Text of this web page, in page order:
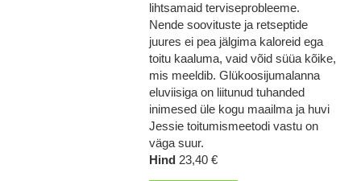
lihtsamaid terviseprobleeme.
Nende soovituste ja retseptide
juures ei pea jälgima kaloreid ega
toitu kaaluma, vaid võid süüa kõike,
mis meeldib. Glükoosijumalanna
eluviisiga on liitunud tuhanded
inimesed üle kogu maailma ja huvi
Jessie toitumismeetodi vastu on
väga suur.
Hind 23,40 €